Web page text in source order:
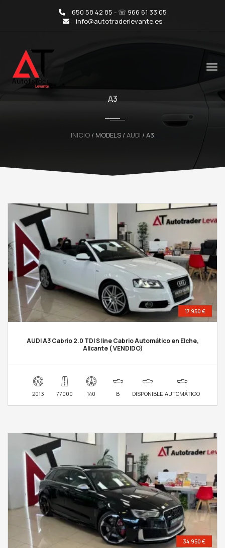
650 58 42 85 - ☏ 966 61 33 05
info@autotraderlevante.es
A3
INICIO / MODELS / AUDI / A3
17.950 €
AUDI A3 Cabrio 2.0 TDI S line Cabrio Automático en Elche,
Alicante ( VENDIDO)
2013 77000 140 B DISPONIBLE AUTOMÁTICO
34.950 €